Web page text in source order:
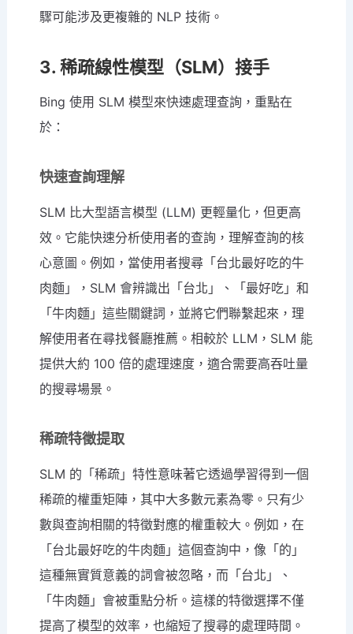
驟可能涉及更複雜的 NLP 技術。
3. 稀疏線性模型（SLM）接手
Bing 使用 SLM 模型來快速處理查詢，重點在
於：
快速查詢理解
SLM 比大型語言模型 (LLM) 更輕量化，但更高
效。它能快速分析使用者的查詢，理解查詢的核
心意圖。例如，當使用者搜尋「台北最好吃的牛
肉麵」，SLM 會辨識出「台北」、「最好吃」和
「牛肉麵」這些關鍵詞，並將它們聯繫起來，理
解使用者在尋找餐廳推薦。相較於 LLM，SLM 能
提供大約 100 倍的處理速度，適合需要高吞吐量
的搜尋場景。
稀疏特徵提取
SLM 的「稀疏」特性意味著它透過學習得到一個
稀疏的權重矩陣，其中大多數元素為零。只有少
數與查詢相關的特徵對應的權重較大。例如，在
「台北最好吃的牛肉麵」這個查詢中，像「的」
這種無實質意義的詞會被忽略，而「台北」、
「牛肉麵」會被重點分析。這樣的特徵選擇不僅
提高了模型的效率，也縮短了搜尋的處理時間。